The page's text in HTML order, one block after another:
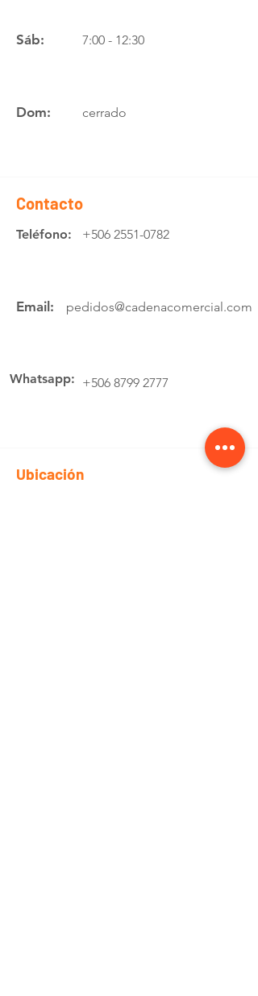
Sáb: 7:00 - 12:30
Dom: cerrado
Contacto
Teléfono: +506 2551-0782
Email: pedidos@cadenacomercial.com
Whatsapp: +506 8799 2777
Ubicación